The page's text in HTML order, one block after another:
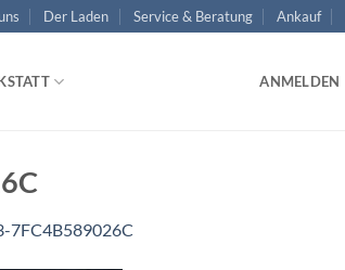
Der Laden Service & Beratung Ankauf
ANMELDEN
7FC4B589026C